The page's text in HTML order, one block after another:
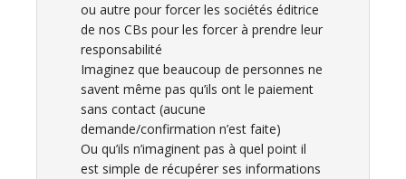
ou autre pour forcer les sociétés éditrice
de nos CBs pour les forcer à prendre leur
responsabilité
Imaginez que beaucoup de personnes ne
savent même pas qu’ils ont le paiement
sans contact (aucune
demande/confirmation n’est faite)
Ou qu’ils n’imaginent pas à quel point il
est simple de récupérer ses informations